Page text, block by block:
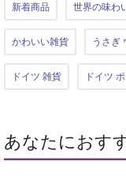
新着商品 世界の味わ
かわいい雑貨 うさぎ
ドイツ 雑貨 ドイツ
あなたにおす